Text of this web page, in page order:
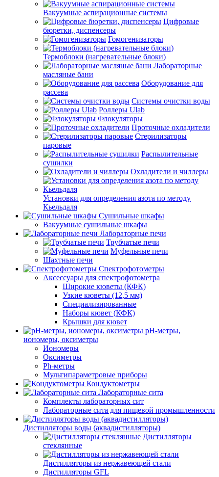
Вакуумные аспирационные системы
Цифровые
бюретки, диспенсеры
Гомогенизаторы
Термоблоки (нагревательные блоки)
Лабораторные
масляные бани
Оборудование для
рассева
Системы очистки воды
Роллеры Ulab
Флокуляторы
Проточные охладители
Стерилизаторы
паровые
Распылительные
сушилки
Охладители и чиллеры
Установки для определения азота по методу
Кьельдаля
Сушильные шкафы
Вакуумные сушильные шкафы
Лабораторные печи
Трубчатые печи
Муфельные печи
Шахтные печи
Спектрофотометры
Аксессуары для спектрофотометра
Широкие кюветы (КФК)
Узкие кюветы (12,5 мм)
Специализированные
Наборы кювет (КФК)
Крышки для кювет
pH-метры,
иономеры, оксиметры
Иономеры
Оксиметры
Ph-метры
Мультипараметровые приборы
Кондуктометры
Лабораторные сита
Комплекты лабораторных сит
Лабораторные сита для пищевой промышленности
Дистилляторы воды (аквадистилляторы)
Дистилляторы
стеклянные
Дистилляторы из нержавеющей стали
Дистилляторы GFL